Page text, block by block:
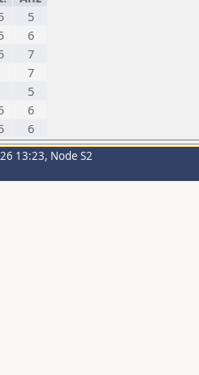
5
6
7
7
5
6
6
13:23, Node S2